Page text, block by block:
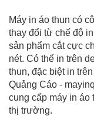
Máy in áo thun có
thay đổi từ chế độ
sản phẩm cắt cực
nét. Có thể in trên
thun, đặc biệt in
Quảng Cáo -
cung cấp máy in áo
thị trường.